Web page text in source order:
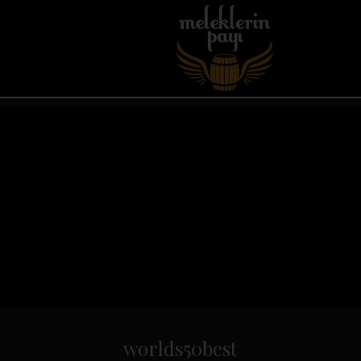
worlds50best